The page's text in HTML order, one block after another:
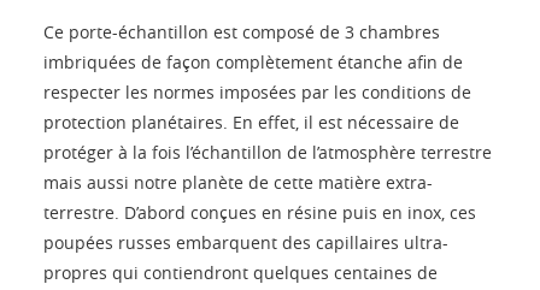
Ce porte-échantillon est composé de 3 chambres
imbriquées de façon complètement étanche afin de
respecter les normes imposées par les conditions de
protection planétaires. En effet, il est nécessaire de
protéger à la fois l’échantillon de l’atmosphère terrestre
mais aussi notre planète de cette matière extra-
terrestre. D’abord conçues en résine puis en inox, ces
poupées russes embarquent des capillaires ultra-
propres qui contiendront quelques centaines de